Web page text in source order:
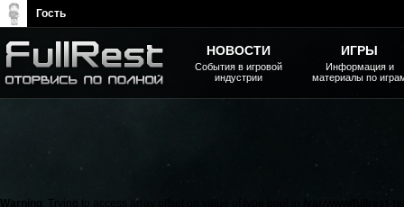
Warning: Trying to access array offset on value of type bool in
НОВОСТИ
События в игровой
индустрии
ИГРЫ
Информация и
материалы по
Гость